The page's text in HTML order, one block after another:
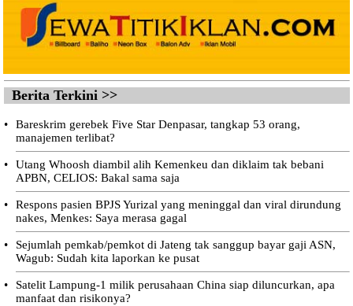
Berita Terkini >>
•
Bareskrim gerebek Five Star Denpasar, tangkap 53 orang,
manajemen terlibat?
•
Utang Whoosh diambil alih Kemenkeu dan diklaim tak bebani
APBN, CELIOS: Bakal sama saja
•
Respons pasien BPJS Yurizal yang meninggal dan viral dirundung
nakes, Menkes: Saya merasa gagal
•
Sejumlah pemkab/pemkot di Jateng tak sanggup bayar gaji ASN,
Wagub: Sudah kita laporkan ke pusat
•
Satelit Lampung-1 milik perusahaan China siap diluncurkan, apa
manfaat dan risikonya?